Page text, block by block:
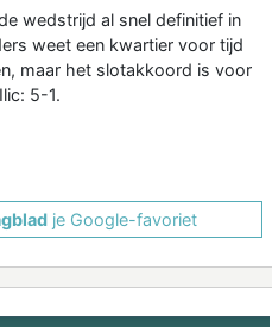
wedstrijd al snel definitief in
weet een kwartier voor tijd
maar het slotakkoord is voor
5-1.
je Google-favoriet